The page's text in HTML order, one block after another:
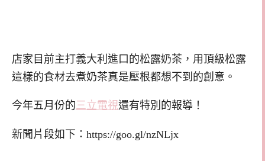
店家目前主打義大利進口的松露奶茶，用頂級松露
這樣的食材去煮奶茶真是壓根都想不到的創意。
今年五月份的三立電視還有特別的報導！
新聞片段如下：https://goo.gl/nzNLjx